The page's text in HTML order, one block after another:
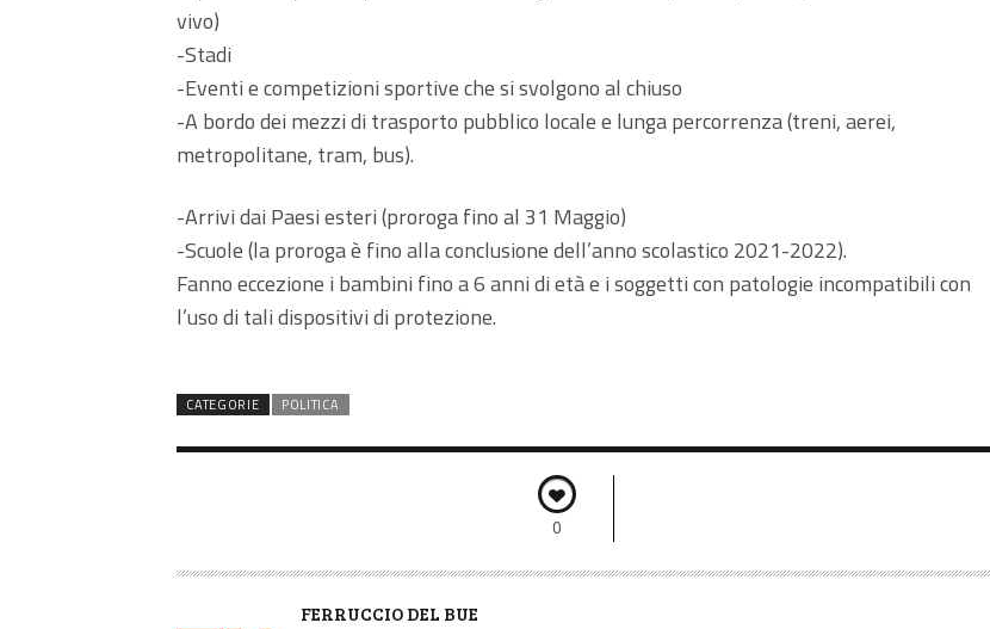
vivo)
-Stadi
-Eventi e competizioni sportive che si svolgono al chiuso
-A bordo dei mezzi di trasporto pubblico locale e lunga percorrenza (treni, aerei,
metropolitane, tram, bus).
-Arrivi dai Paesi esteri (proroga fino al 31 Maggio)
-Scuole (la proroga è fino alla conclusione dell’anno scolastico 2021-2022).
Fanno eccezione i bambini fino a 6 anni di età e i soggetti con patologie incompatibili con
l’uso di tali dispositivi di protezione.
CATEGORIE POLITICA
0
A
FERRUCCIO DEL BUE